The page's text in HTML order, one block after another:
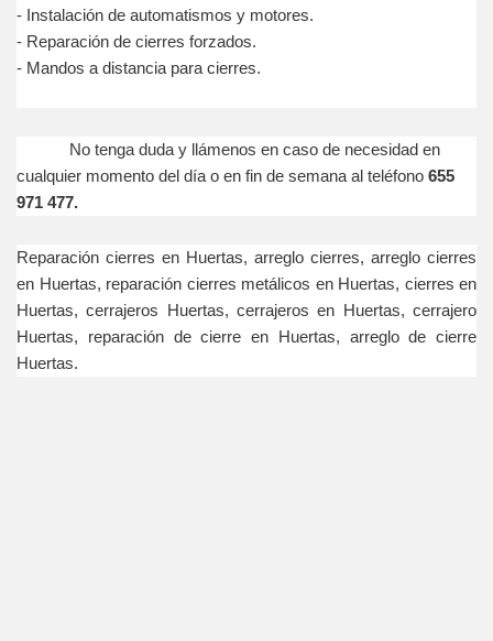
- Instalación de automatismos y motores.
- Reparación de cierres forzados.
- Mandos a distancia para cierres.
No tenga duda y llámenos en caso de necesidad en
cualquier momento del día o en fin de semana al teléfono 655
971 477.
Reparación cierres en Huertas, arreglo cierres, arreglo cierres
en Huertas, reparación cierres metálicos en Huertas, cierres en
Huertas, cerrajeros Huertas, cerrajeros en Huertas, cerrajero
Huertas, reparación de cierre en Huertas, arreglo de cierre
Huertas.